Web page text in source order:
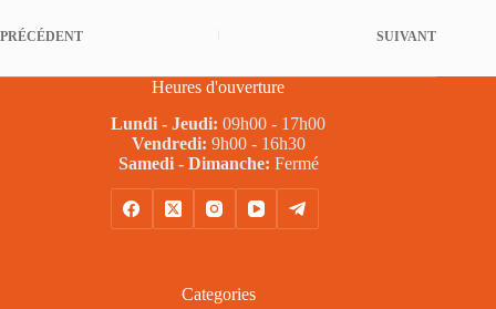
PRÉCÉDENT SUIVANT
Heures d'ouverture
Lundi - Jeudi: 09h00 - 17h00
Vendredi: 9h00 - 16h30
Samedi - Dimanche: Fermé
Categories